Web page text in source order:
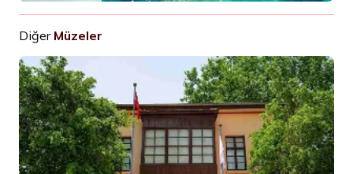
Diğer Müzeler